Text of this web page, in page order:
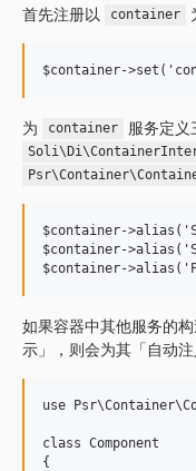
首先注册以
container
为 container 服务定义
$container-
$container-
如果容器中其他服务的
示」，则会为其「自动注
use
class Component
{